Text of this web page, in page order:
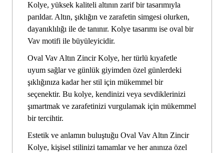
Kolye, yüksek kaliteli altının zarif bir tasarımıyla
parıldar. Altın, şıklığın ve zarafetin simgesi olurken,
dayanıklılığı ile de tanınır. Kolye tasarımı ise oval bir
Vav motifi ile büyüleyicidir.
Oval Vav Altın Zincir Kolye, her türlü kıyafetle
uyum sağlar ve günlük giyimden özel günlerdeki
şıklığınıza kadar her stil için mükemmel bir
seçenektir. Bu kolye, kendinizi veya sevdiklerinizi
şımartmak ve zarafetinizi vurgulamak için mükemmel
bir tercihtir.
Estetik ve anlamın buluştuğu Oval Vav Altın Zincir
Kolye, kişisel stilinizi tamamlar ve her anınıza özel